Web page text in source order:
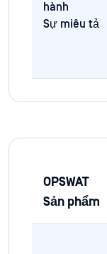
hành
Sự miêu tả
OPSWAT
Sản phẩm